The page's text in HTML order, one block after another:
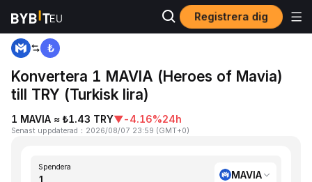
Registrera dig
Hem MAVIA to TRY
Konvertera 1 MAVIA (Heroes of Mavia)
till TRY (Turkisk lira)
1 MAVIA ≈ ₺1.43 TRY▼-4.16%24h
Senast uppdaterad ： 2026/08/07 23:59 (GMT+0)
Spendera
MAVIA